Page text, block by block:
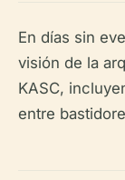
En días sin
visión de la
KASC,
entre